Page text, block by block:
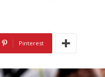
Pinterest